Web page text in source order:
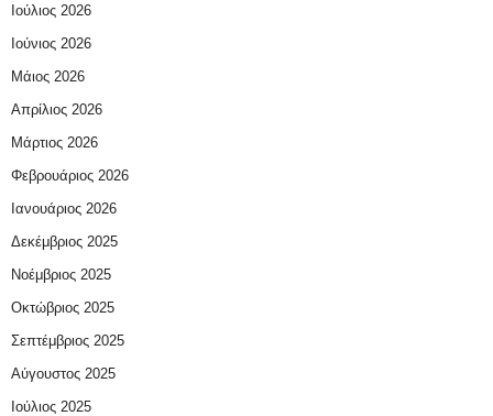
Ιούλιος 2026
Ιούνιος 2026
Μάιος 2026
Απρίλιος 2026
Μάρτιος 2026
Φεβρουάριος 2026
Ιανουάριος 2026
Δεκέμβριος 2025
Νοέμβριος 2025
Οκτώβριος 2025
Σεπτέμβριος 2025
Αύγουστος 2025
Ιούλιος 2025